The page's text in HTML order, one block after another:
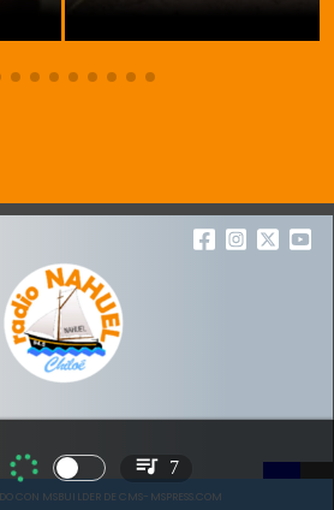
CON MSBUILDER DE CMS-MSPRESS.COM
7